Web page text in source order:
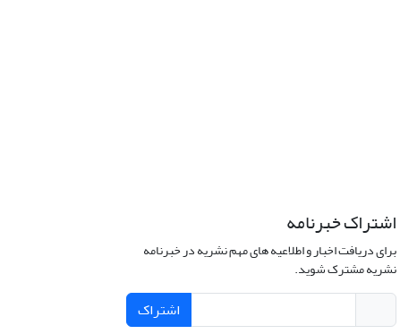
اشتراک خبرنامه
برای دریافت اخبار و اطلاعیه های مهم نشریه در خبرنامه
نشریه مشترک شوید.
اشتراک